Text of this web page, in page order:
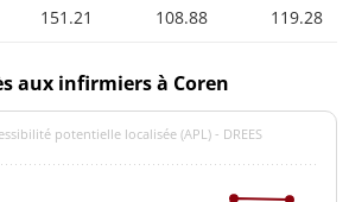
151.21 108.88 119.28
aux infirmiers à Coren
potentielle localisée (APL) - DREES